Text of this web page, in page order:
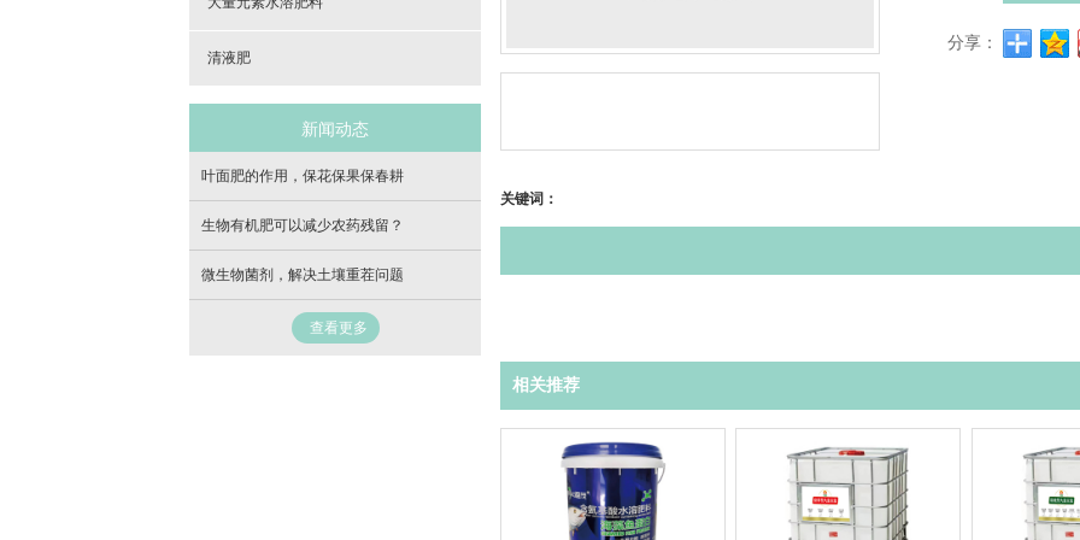
分享：
关键词：
相关推荐
清液肥
新闻动态
叶面肥的作用，保花保果保春耕
生物有机肥可以减少农药残留？
微生物菌剂，解决土壤重茬问题
查看更多